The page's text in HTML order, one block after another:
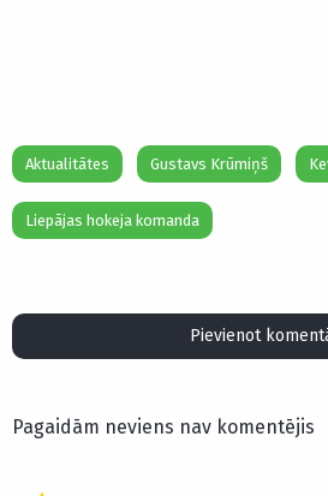
Aktualitātes Gustavs Krūmiņš
Liepājas hokeja komanda
Pievienot
Pagaidām neviens nav komentējis